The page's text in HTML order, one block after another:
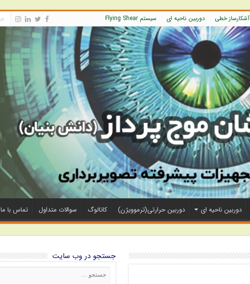
آشکارساز خطی دوربین ناحیه ای سیستم Flying Shear
دوربین ناحیه ای دوربین حرارتی(ترموویژن) کاتالوگ سوالات متداول تماس با ما
جستجو در وب سایت